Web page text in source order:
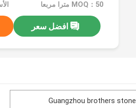
MOQ：50 مترا مربعا
افضل سعر
Guangzhou brothers stone